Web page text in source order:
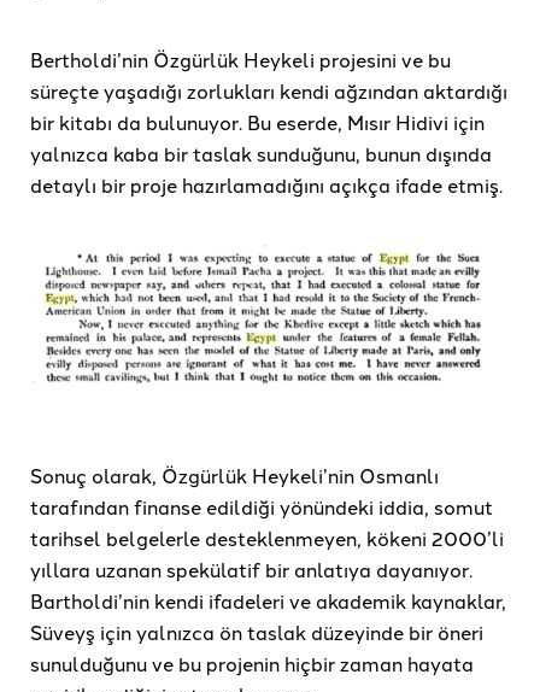
Bertholdi’nin Özgürlük Heykeli projesini ve bu
süreçte yaşadığı zorlukları kendi ağzından aktardığı
bir kitabı da bulunuyor. Bu eserde, Mısır Hidivi için
yalnızca kaba bir taslak sunduğunu, bunun dışında
detaylı bir proje hazırlamadığını açıkça ifade etmiş.
Sonuç olarak, Özgürlük Heykeli’nin Osmanlı
tarafından finanse edildiği yönündeki iddia, somut
tarihsel belgelerle desteklenmeyen, kökeni 2000’li
yıllara uzanan spekülatif bir anlatıya dayanıyor.
Bartholdi’nin kendi ifadeleri ve akademik kaynaklar,
Süveyş için yalnızca ön taslak düzeyinde bir öneri
sunulduğunu ve bu projenin hiçbir zaman hayata